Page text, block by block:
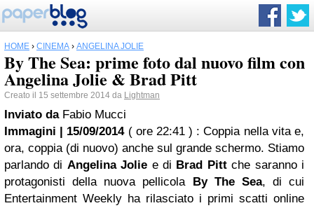
HOME › CINEMA › ANGELINA JOLIE
By The Sea: prime foto dal nuovo film con
Angelina Jolie & Brad Pitt
Creato il 15 settembre 2014 da Lightman
Inviato da Fabio Mucci
Immagini | 15/09/2014 ( ore 22:41 ) : Coppia nella vita e,
ora, coppia (di nuovo) anche sul grande schermo. Stiamo
parlando di Angelina Jolie e di Brad Pittche saranno i
protagonisti della nuova pellicolaBy The Sea, di cui
Entertainment Weekly ha rilasciato i primi scatti online